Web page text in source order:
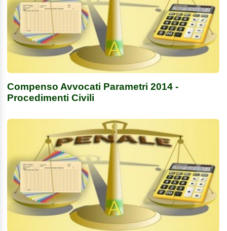
Compenso Avvocati Parametri 2014 -
Procedimenti Civili